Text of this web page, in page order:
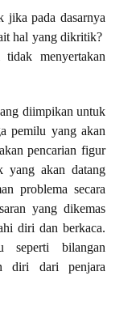
jika pada dasarnya
hal yang dikritik?
menyertakan
diimpikan untuk
pemilu yang akan
pencarian figur
yang akan datang
problema secara
yang dikemas
diri dan berkaca.
seperti bilangan
diri dari penjara